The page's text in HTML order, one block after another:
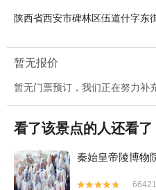
陕西省西安市碑林区伍道什字东
暂无报价
暂无门票预订，我们正在努力补
看了该景点的人还看了
秦始皇帝陵博物

